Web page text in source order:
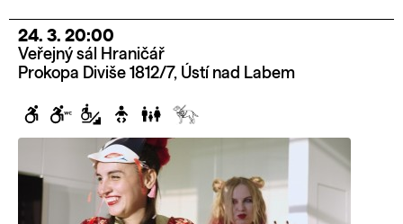
24. 3. 20:00
Veřejný sál Hraničář
Prokopa Diviše 1812/7, Ústí nad Labem